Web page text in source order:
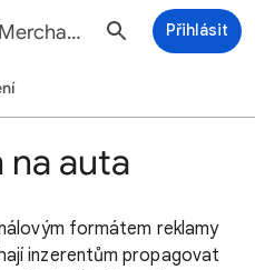
Nápověda Google Merchant Center Přihlásit
na auta
formátem reklamy
inzerentům propagovat